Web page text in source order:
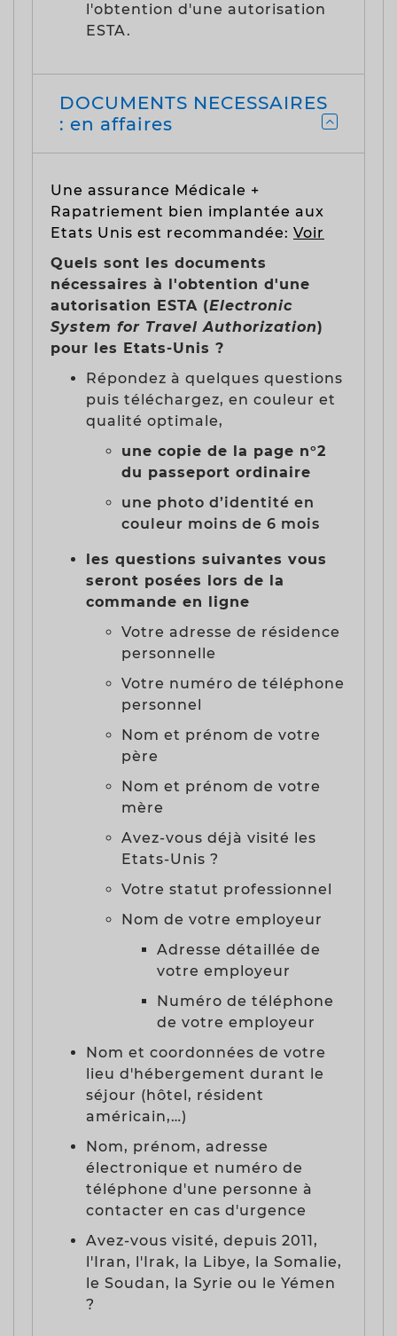
l'obtention d'une autorisation
ESTA.
DOCUMENTS NECESSAIRES
: en affaires
Une assurance Médicale +
Rapatriement bien implantée aux
Etats Unis est recommandée: Voir
Quels sont les documents
nécessaires à l'obtention d'une
autorisation ESTA (Electronic
System for Travel Authorization)
pour les Etats-Unis ?
Répondez à quelques questions
puis téléchargez, en couleur et
qualité optimale,
une copie de la page n°2
du passeport ordinaire
une photo d’identité en
couleur moins de 6 mois
les questions suivantes vous
seront posées lors de la
commande en ligne
Votre adresse de résidence
personnelle
Votre numéro de téléphone
personnel
Nom et prénom de votre
père
Nom et prénom de votre
mère
Avez-vous déjà visité les
Etats-Unis ?
Votre statut professionnel
Nom de votre employeur
Adresse détaillée de
votre employeur
Numéro de téléphone
de votre employeur
Nom et coordonnées de votre
lieu d'hébergement durant le
séjour (hôtel, résident
américain,…)
Nom, prénom, adresse
électronique et numéro de
téléphone d'une personne à
contacter en cas d'urgence
Avez-vous visité, depuis 2011,
l'Iran, l'Irak, la Libye, la Somalie,
le Soudan, la Syrie ou le Yémen
?